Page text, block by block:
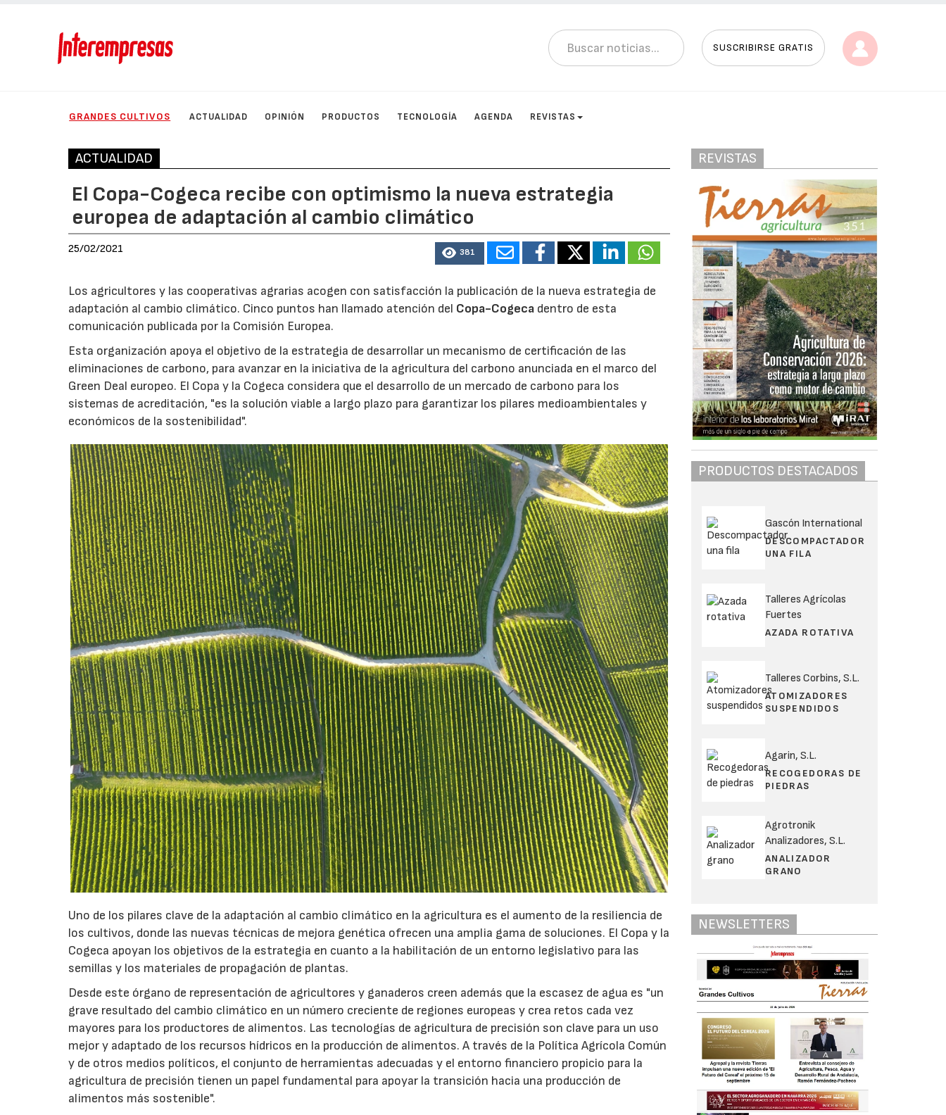
SUSCRIBIRSE GRATIS
GRANDES CULTIVOS ACTUALIDAD OPINIÓN PRODUCTOS TECNOLOGÍA AGENDA REVISTAS
ACTUALIDAD
El Copa-Cogeca recibe con optimismo la nueva estrategia
europea de adaptación al cambio climático
25/02/2021 381
Los agricultores y las cooperativas agrarias acogen con satisfacción la publicación de la nueva estrategia de
adaptación al cambio climático. Cinco puntos han llamado atención del Copa-Cogeca dentro de esta
comunicación publicada por la Comisión Europea.
Esta organización apoya el objetivo de la estrategia de desarrollar un mecanismo de certificación de las
eliminaciones de carbono, para avanzar en la iniciativa de la agricultura del carbono anunciada en el marco del
Green Deal europeo. El Copa y la Cogeca considera que el desarrollo de un mercado de carbono para los
sistemas de acreditación, "es la solución viable a largo plazo para garantizar los pilares medioambientales y
económicos de la sostenibilidad".
Uno de los pilares clave de la adaptación al cambio climático en la agricultura es el aumento de la resiliencia de
los cultivos, donde las nuevas técnicas de mejora genética ofrecen una amplia gama de soluciones. El Copa y la
Cogeca apoyan los objetivos de la estrategia en cuanto a la habilitación de un entorno legislativo para las
semillas y los materiales de propagación de plantas.
Desde este órgano de representación de agricultores y ganaderos creen además que la escasez de agua es "un
grave resultado del cambio climático en un número creciente de regiones europeas y crea retos cada vez
mayores para los productores de alimentos. Las tecnologías de agricultura de precisión son clave para un uso
mejor y adaptado de los recursos hídricos en la producción de alimentos. A través de la Política Agrícola Común
y de otros medios políticos, el conjunto de herramientas adecuadas y el entorno financiero propicio para la
agricultura de precisión tienen un papel fundamental para apoyar la transición hacia una producción de
alimentos más sostenible".
REVISTAS
PRODUCTOS DESTACADOS
Gascón International
DESCOMPACTADOR
UNA FILA
Talleres Agrícolas
Fuertes
AZADA ROTATIVA
Talleres Corbins, S.L.
ATOMIZADORES
SUSPENDIDOS
Agarin, S.L.
RECOGEDORAS DE
PIEDRAS
Agrotronik
Analizadores, S.L.
ANALIZADOR
GRANO
NEWSLETTERS